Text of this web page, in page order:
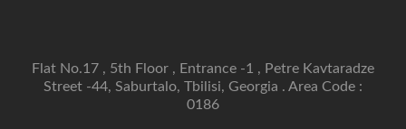
Flat No.17 , 5th Floor , Entrance -1 , Petre Kavtaradze
Street -44, Saburtalo, Tbilisi, Georgia . Area Code :
0186